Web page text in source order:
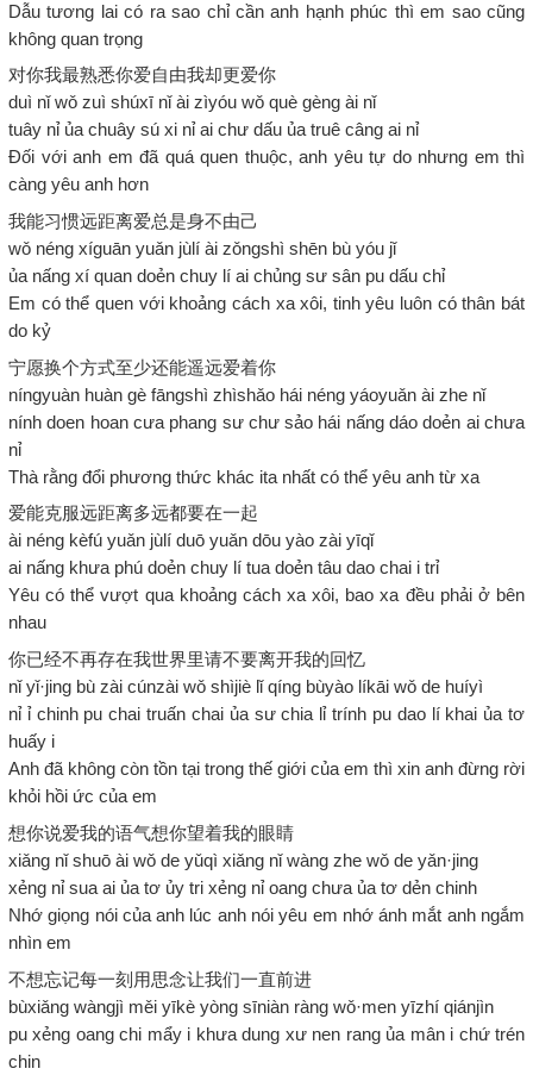
Dẫu tương lai có ra sao chỉ cần anh hạnh phúc thì em sao cũng
không quan trọng
对你我最熟悉你爱自由我却更爱你
duì nǐ wǒ zuì shúxī nǐ ài zìyóu wǒ què gèng ài nǐ
tuây nỉ ủa chuây sú xi nỉ ai chư dấu ủa truê câng ai nỉ
Đối với anh em đã quá quen thuộc, anh yêu tự do nhưng em thì
càng yêu anh hơn
我能习惯远距离爱总是身不由己
wǒ néng xíguān yuǎn jùlí ài zǒngshì shēn bù yóu jǐ
ủa nấng xí quan doẻn chuy lí ai chủng sư sân pu dấu chỉ
Em có thể quen với khoảng cách xa xôi, tinh yêu luôn có thân bát
do kỷ
宁愿换个方式至少还能遥远爱着你
níngyuàn huàn gè fāngshì zhìshǎo hái néng yáoyuǎn ài zhe nǐ
nính doen hoan cưa phang sư chư sảo hái nấng dáo doẻn ai chưa
nỉ
Thà rằng đổi phương thức khác ita nhất có thể yêu anh từ xa
爱能克服远距离多远都要在一起
ài néng kèfú yuǎn jùlí duō yuǎn dōu yào zài yīqǐ
ai nấng khưa phú doẻn chuy lí tua doẻn tâu dao chai i trỉ
Yêu có thể vượt qua khoảng cách xa xôi, bao xa đều phải ở bên
nhau
你已经不再存在我世界里请不要离开我的回忆
nǐ yǐ·jing bù zài cúnzài wǒ shìjiè lǐ qíng bùyào líkāi wǒ de huíyì
nỉ ỉ chinh pu chai truấn chai ủa sư chia lỉ trính pu dao lí khai ủa tơ
huấy i
Anh đã không còn tồn tại trong thế giới của em thì xin anh đừng rời
khỏi hồi ức của em
想你说爱我的语气想你望着我的眼睛
xiǎng nǐ shuō ài wǒ de yǔqì xiǎng nǐ wàng zhe wǒ de yǎn·jing
xẻng nỉ sua ai ủa tơ ủy tri xẻng nỉ oang chưa ủa tơ dẻn chinh
Nhớ giọng nói của anh lúc anh nói yêu em nhớ ánh mắt anh ngắm
nhìn em
不想忘记每一刻用思念让我们一直前进
bùxiǎng wàngjì měi yīkè yòng sīniàn ràng wǒ·men yīzhí qiánjìn
pu xẻng oang chi mẩy i khưa dung xư nen rang ủa mân i chứ trén
chin